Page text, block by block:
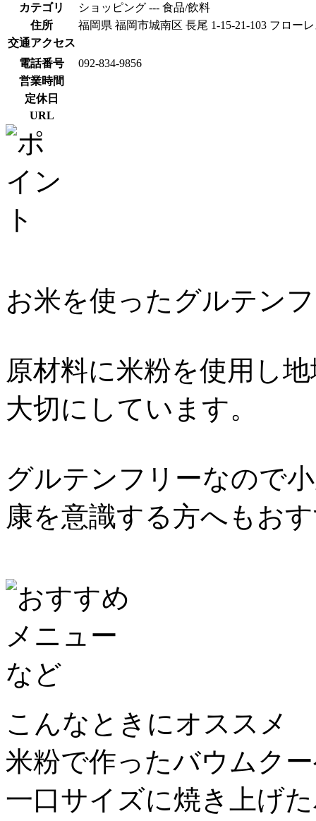
カテゴリ
ショッピング --- 食品/飲料
住所
福岡県 福岡市城南区 長尾 1-15-21-103 フロー
交通アクセス
電話番号
092-834-9856
営業時間
定休日
URL
お米を使ったグルテン
原材料に米粉を使用し
大切にしています。
グルテンフリーなので
康を意識する方へもお
こんなときにオススメ
米粉で作ったバウムク
一口サイズに焼き上げ